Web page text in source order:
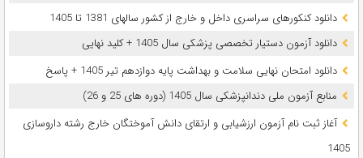
دانلود کنکورهای سراسری داخل و خارج از کشور سالهای 1381 تا 1405
دانلود آزمون دستیار تخصصی پزشکی سال 1405 + کلید نهایی
دانلود امتحان نهایی سلامت و بهداشت پایه دوازدهم تیر 1405 + پاسخ
ﻣﻨﺎﺑﻊ آزﻣﻮن ﻣﻠﯽ دندانپزشکی سال 1405 (دوره های 25 و 26)
آغاز ثبت نام آزمون‌ ارزشیابی و ارتقای دانش آموختگان خارج رشته داروسازی
1405